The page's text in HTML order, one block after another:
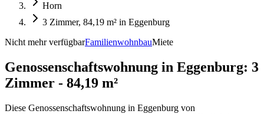
Horn
3 Zimmer, 84,19 m² in Eggenburg
Nicht mehr verfügbarFamilienwohnbauMiete
Genossenschaftswohnung in Eggenburg: 3
Zimmer - 84,19 m²
Diese Genossenschaftswohnung in Eggenburg von